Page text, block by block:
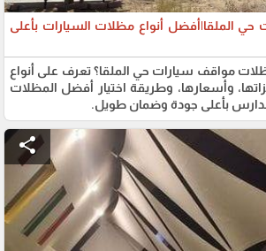
الملقا|أفضل أنواع مظلات السيارات بأعلى
مواقف سيارات حي الملقا؟ تعرف على أنواع
وأسعارها، وطريقة اختيار أفضل المظلات
بأعلى جودة وضمان طويل.
share